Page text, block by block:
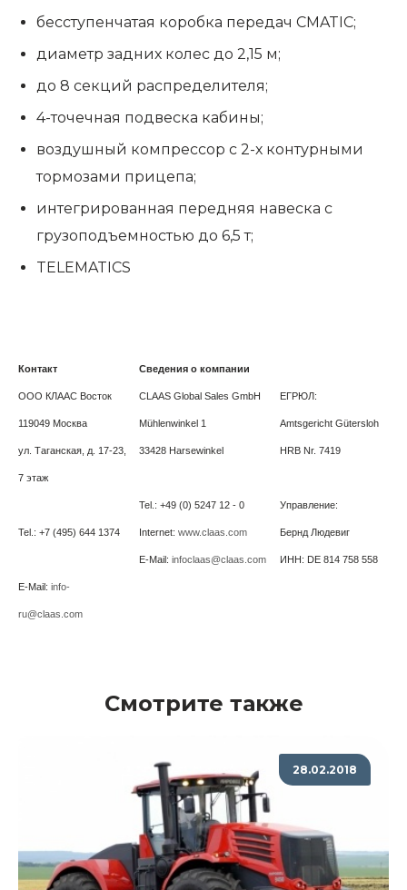
бесступенчатая коробка передач CMATIC;
диаметр задних колес до 2,15 м;
до 8 секций распределителя;
4-точечная подвеска кабины;
воздушный компрессор с 2-х контурными
тормозами прицепа;
интегрированная передняя навеска с
грузоподъемностью до 6,5 т;
TELEMATICS
Контакт
ООО КЛААС Восток
119049 Москва
ул. Таганская, д. 17-23,
7 этаж
Tel.: +7 (495) 644 1374
E-Mail: info-
ru@claas.com
Сведения о компании
CLAAS Global Sales GmbH
Mühlenwinkel 1
33428 Harsewinkel
Tel.: +49 (0) 5247 12 - 0
Internet: www.claas.com
E-Mail: infoclaas@claas.com
ЕГРЮЛ:
Amtsgericht Gütersloh
HRB Nr. 7419
Управление:
Бернд Людевиг
ИНН: DE 814 758 558
Смотрите также
28.02.2018